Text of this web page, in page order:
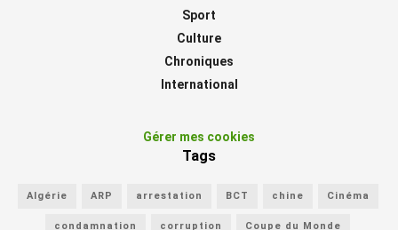
Sport
Culture
Chroniques
International
Gérer mes cookies
Tags
Algérie ARP arrestation BCT chine Cinéma
condamnation corruption Coupe du Monde